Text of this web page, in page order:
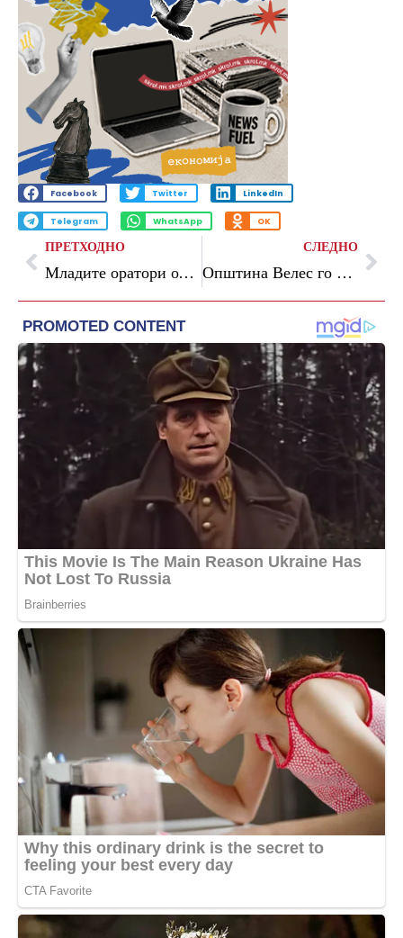
Facebook Twitter LinkedIn
Telegram WhatsApp OK
ПРЕТХОДНО
Младите оратори од Делчево го одбележаа Денот на Европа
СЛЕДНО
Општина Велес го одбележа 9 Мај Денот на победата над фашизмот